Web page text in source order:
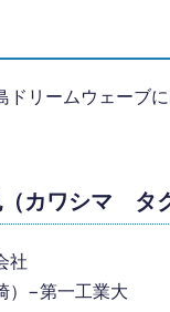
ドリームウェーブ
カワシマ タ
社
）−第一工業大